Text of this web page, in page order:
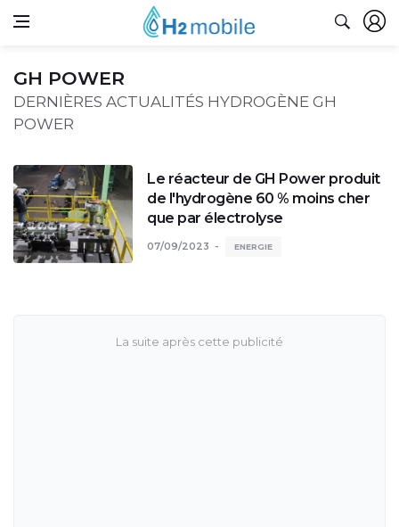
GH POWER
DERNIÈRES ACTUALITÉS HYDROGÈNE GH
POWER
Le réacteur de GH Power produit
de l'hydrogène 60 % moins cher
que par électrolyse
07/09/2023 ENERGIE